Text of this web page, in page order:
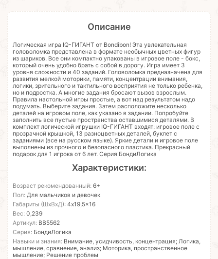
Описание
Логическая игра IQ-ГИГАНТ от Bondibon! Эта увлекательная
головоломка представлена в формате необычных цветных фигур
из шариков. Все они компактно упакованы в игровое поле - бокс,
который очень удобно брать с собой в дорогу. Игра имеет 3
уровня сложности и 40 заданий. Головоломка предназначена для
развития мелкой моторики, памяти, концентрации внимания,
логики, зрительного и тактильного восприятия не только ребенка,
но и подростка. А многие задания бросают вызов взрослым.
Правила настольной игры простые, а вот над результатом надо
подумать. Выберите задания. Затем расположите несколько
деталей на игровом поле, как указано в задании. Попробуйте
заполнить все пустые пространства оставшимися деталями. В
комплект логической игрушки IQ-ГИГАНТ входят: игровое поле с
прозрачной крышкой, 13 разноцветных деталей, буклет с
заданиями (все на русском языке). Яркие детали и игровое поле
выполнены из прочного и безопасного пластика. Прекрасный
подарок для 1 игрока от 6 лет. Серия БондиЛогика
Характеристики:
Возраст рекомендованный: 6+
Пол: Для мальчиков и девочек
Габариты (ШхВхД): 4x19,5x16
Вес: 0,239
Артикул: ВВ5562
Серия: БондиЛогика
Навыки и знания: Внимание, усидчивость, концентрация; Логика,
мышление, сравнение, анализ; Моторика, пространственное
мышление; Решение проблем